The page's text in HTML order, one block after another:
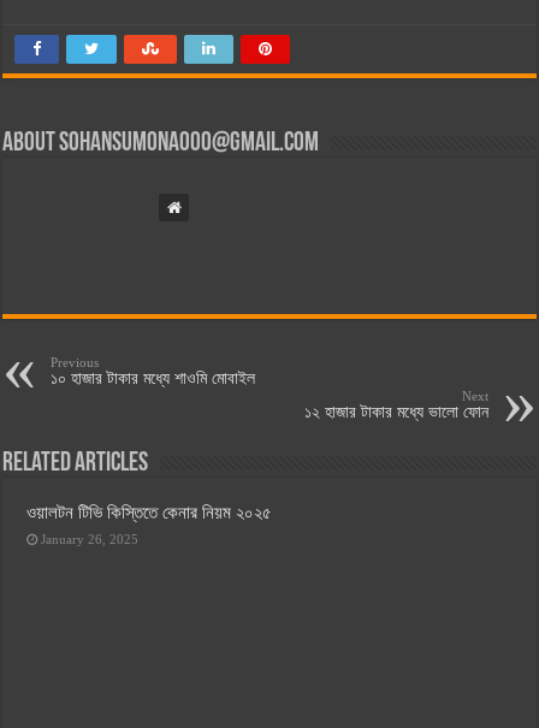
Aboutsohansumona000@gmail.com
Previous
১০ হাজার টাকার মধ্যে শাওমি মোবাইল
Next
১২ হাজার টাকার মধ্যে ভালো ফোন
Related Articles
ওয়ালটন টিভি কিস্তিতে কেনার নিয়ম ২০২৫
January 26, 2025